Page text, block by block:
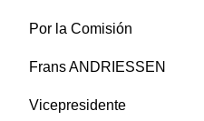
Por la Comisión
Frans ANDRIESSEN
Vicepresidente